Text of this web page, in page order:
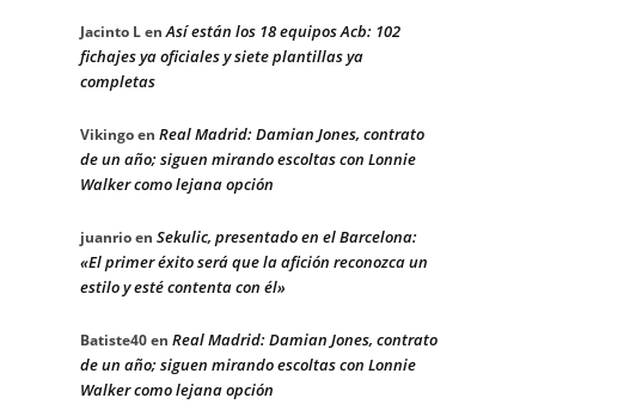
Jacinto LenAsí están los 18 equipos Acb: 102
fichajes ya oficiales y siete plantillas ya
completas
Vikingoen Real Madrid: Damian Jones, contrato
de un año; siguen mirando escoltas con Lonnie
Walker como lejana opción
juanrioen Sekulic, presentado en el Barcelona:
«El primer éxito será que la afición reconozca un
estilo y esté contenta con él»
Batiste40en Real Madrid: Damian Jones, contrato
de un año; siguen mirando escoltas con Lonnie
Walker como lejana opción